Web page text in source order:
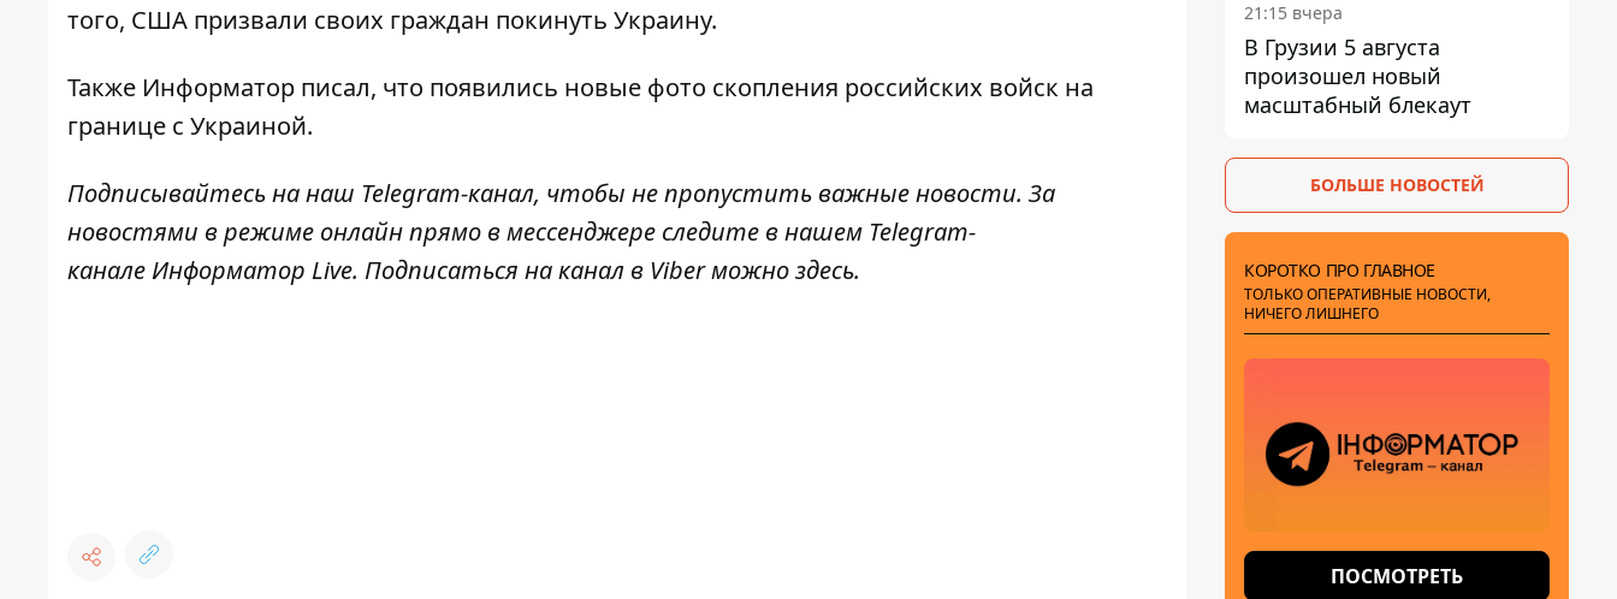
того, США призвали своих граждан покинуть Украину.
Также Информатор писал, что появились новые фото скопления российских войск на
границе с Украиной.
Подписывайтесь на наш Telegram-канал, чтобы не пропустить важные новости. За
новостями в режиме онлайн прямо в мессенджере следите в нашем Telegram-
канале Информатор Live. Подписаться на канал в Viber можноздесь.
21:15 вчера
В Грузии 5 августа
произошел новый
масштабный блекаут
БОЛЬШЕ НОВОСТЕЙ
КОРОТКО ПРО ГЛАВНОЕ
ТОЛЬКО ОПЕРАТИВНЫЕ НОВОСТИ,
НИЧЕГО ЛИШНЕГО
ПОСМОТРЕТЬ